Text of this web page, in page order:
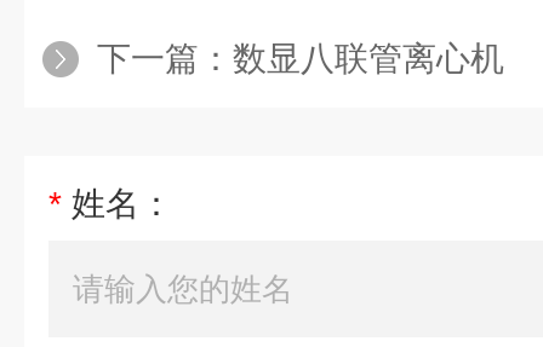
下一篇： 数显八联管离心机
* 姓名：